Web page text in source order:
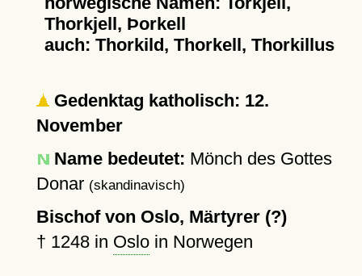
Thorkjell, Þorkell
auch: Thorkild, Thorkell, Thorkillus
Gedenktag katholisch: 12.
November
Name bedeutet: Mönch des Gottes
Donar (skandinavisch)
Bischof von Oslo, Märtyrer (?)
† 1248in Osloin Norwegen